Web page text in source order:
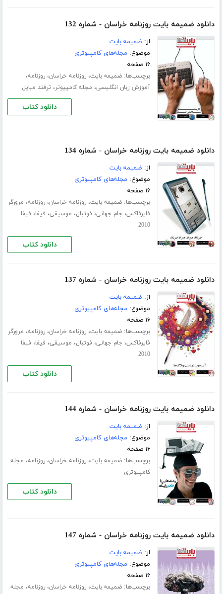
دانلود ضمیمه بایت روزنامه خراسان - شماره 132
از: ضمیمه بایت
موضوع: مجله‌های کامپیوتری
۱۶ صفحه
برچسب‌ها:ضمیمه بایت،روزنامه خراسان،روزنامه،
آموزش زبان انگلیسی، مجله کامپیوتر، ترفند مبایل
دانلود کتاب
دانلود ضمیمه بایت روزنامه خراسان - شماره 134
از: ضمیمه بایت
موضوع: مجله‌های کامپیوتری
۱۶ صفحه
برچسب‌ها:ضمیمه بایت،روزنامه خراسان،روزنامه، مرورگر
فایرفاکس، جام جهانی، فوتبال، موسیقی، فیفا، فیفا
2010
دانلود کتاب
دانلود ضمیمه بایت روزنامه خراسان - شماره 137
از: ضمیمه بایت
موضوع: مجله‌های کامپیوتری
۱۶ صفحه
برچسب‌ها:ضمیمه بایت،روزنامه خراسان،روزنامه، مرورگر
فایرفاکس، جام جهانی، فوتبال، موسیقی، فیفا، فیفا
2010
دانلود کتاب
دانلود ضمیمه بایت روزنامه خراسان - شماره 144
از: ضمیمه بایت
موضوع: مجله‌های کامپیوتری
۱۶ صفحه
برچسب‌ها:ضمیمه بایت،روزنامه خراسان،روزنامه، مجله
کامپیوتری
دانلود کتاب
دانلود ضمیمه بایت روزنامه خراسان - شماره 147
از: ضمیمه بایت
موضوع: مجله‌های کامپیوتری
۱۶ صفحه
برچسب‌ها:ضمیمه بایت،روزنامه خراسان،روزنامه، مجله